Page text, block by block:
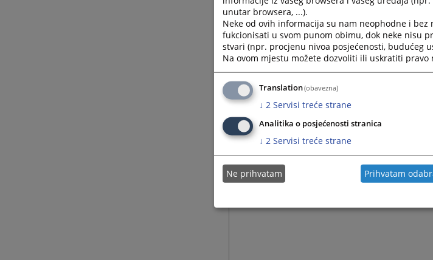
unutar browsera, ...).
Neke od ovih informacija su nam neophodne i
fukcionisati u svom punom obimu, dok neke nisu
stvari (npr. procjenu nivoa posjećenosti, budućeg
Na ovom mjestu možete dozvoliti ili uskratiti
Translation(obavezna)
↓ 2 Servisi treće strane
Analitika o posjećenosti stranica
↓ 2 Servisi treće strane
Ne prihvatam Prihvatam